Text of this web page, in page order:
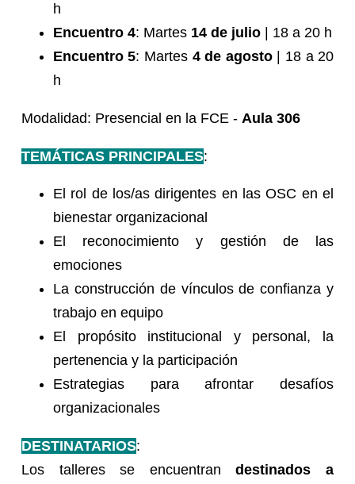
h
Encuentro 4: Martes 14 de julio| 18 a 20 h
Encuentro 5: Martes 4 de agosto| 18 a 20
h
Modalidad: Presencial en la FCE - Aula 306
TEMÁTICAS PRINCIPALES:
El rol de los/as dirigentes en las OSC en el
bienestar organizacional
El reconocimiento y gestión de las
emociones
La construcción de vínculos de confianza y
trabajo en equipo
El propósito institucional y personal, la
pertenencia y la participación
Estrategias para afrontar desafíos
organizacionales
DESTINATARIOS:
Los talleres se encuentrandestinados a